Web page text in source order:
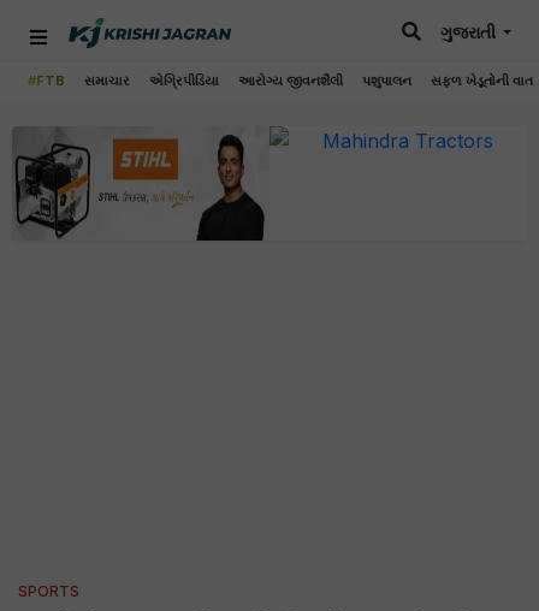
#FTB સમાચાર એગ્રિપીડિયા આરોગ્ય જીવનશૈલી પશુપાલન સફળ ખેડૂતોની વાત
ગુજરાતી
SPORTS